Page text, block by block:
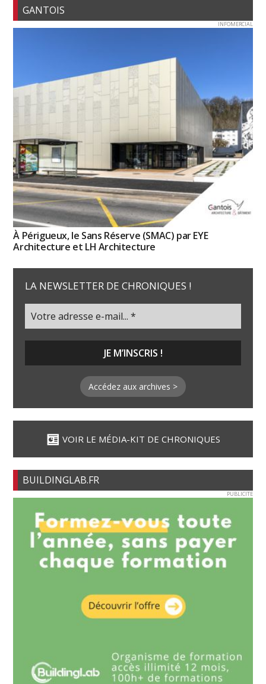
GANTOIS
INFOMERCIAL
À Périgueux, le Sans Réserve (SMAC) par EYE
Architecture et LH Architecture
LA NEWSLETTER DE CHRONIQUES !
Accédez aux archives >
VOIR LE MÉDIA-KIT DE CHRONIQUES
BUILDINGLAB.FR
PUBLICITE